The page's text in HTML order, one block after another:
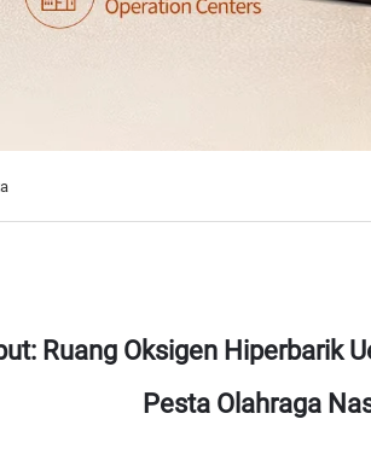
Ruang Oksigen Hiperbarik
Pesta Olahraga